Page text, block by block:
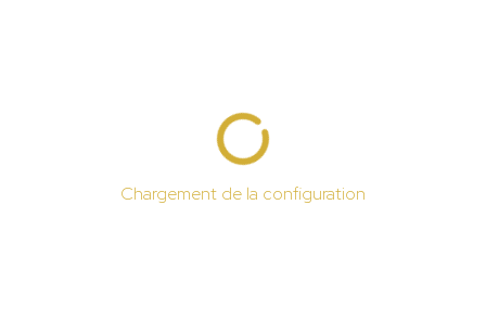
Chargement de la configuration